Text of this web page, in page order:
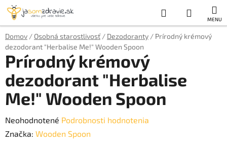
Prejsť
obsah
Hľadať
KOŠÍK
Domov / Osobná starostlivosť / Dezodoranty / Prírodný krémový
dezodorant "Herbalise Me!" Wooden Spoon
Prírodný krémový
dezodorant "Herbalise
Me!" Wooden Spoon
Priemerné
hodnotenie
Neohodnotené Podrobnosti hodnotenia
Značka: Wooden Spoon